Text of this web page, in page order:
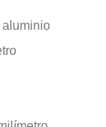
aluminio